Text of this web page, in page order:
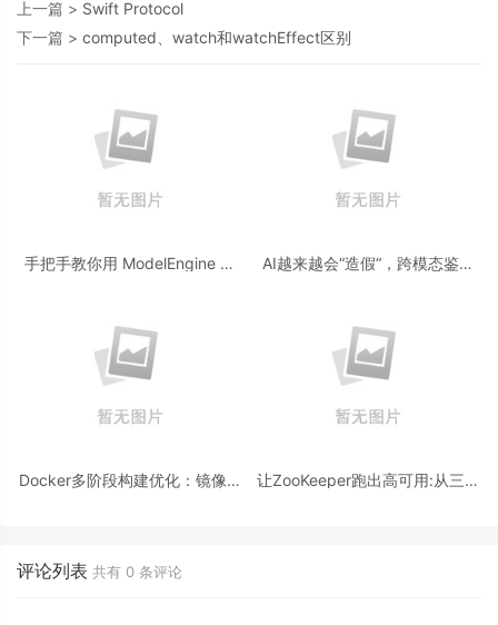
上一篇 > Swift Protocol
下一篇 > computed、watch和watchEffect区别
手把手教你用 ModelEngine 打
AI越来越会“造假“，跨模态鉴伪
Docker多阶段构建优化：镜像体
让ZooKeeper跑出高可用:从三节
评论列表 共有 0 条评论